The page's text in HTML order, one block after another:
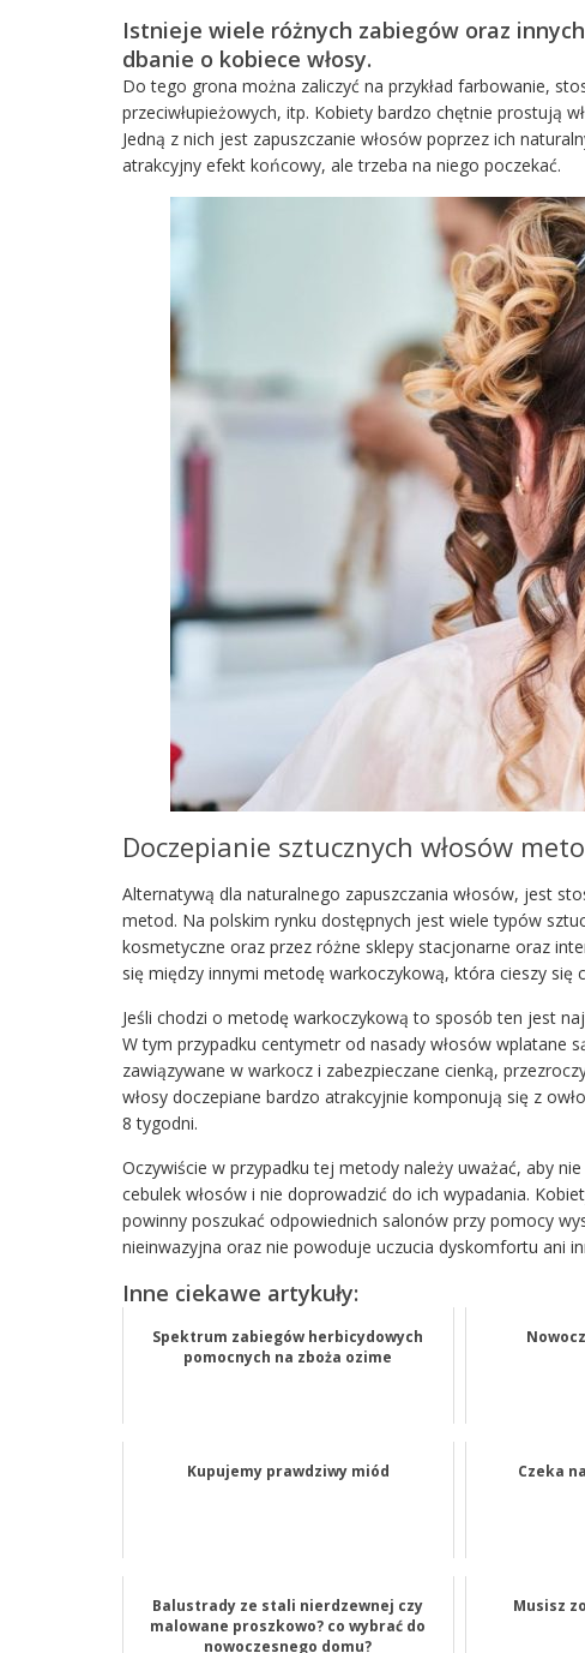
Istnieje wiele różnych zabiegów oraz
dbanie o kobiece włosy.
Do tego grona można zaliczyć na przykład farbowanie,
przeciwłupieżowych, itp. Kobiety bardzo chętnie prostują
Jedną z nich jest zapuszczanie włosów poprzez ich
atrakcyjny efekt końcowy, ale trzeba na niego poczekać.
Doczepianie sztucznych włosów
Alternatywą dla naturalnego zapuszczania włosów, jest
metod. Na polskim rynku dostępnych jest wiele typów
kosmetyczne oraz przez różne sklepy stacjonarne oraz
się między innymi metodę warkoczykową, która cieszy się
Jeśli chodzi o metodę warkoczykową to sposób ten jest
W tym przypadku centymetr od nasady włosów wplatane
zawiązywane w warkocz i zabezpieczane cienką,
włosy doczepiane bardzo atrakcyjnie komponują się z
8 tygodni.
Oczywiście w przypadku tej metody należy uważać, aby
cebulek włosów i nie doprowadzić do ich wypadania.
powinny poszukać odpowiednich salonów przy pomocy
nieinwazyjna oraz nie powoduje uczucia dyskomfortu ani
Inne ciekawe artykuły:
Spektrum zabiegów herbicydowych
pomocnych na zboża ozime
Kupujemy prawdziwy miód Czeka
Balustrady ze stali nierdzewnej czy
malowane proszkowo? co wybrać do
nowoczesnego domu?
Musisz